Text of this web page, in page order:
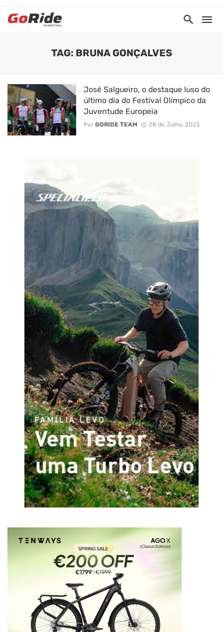
TAG: BRUNA GONÇALVES
José Salgueiro, o destaque luso do
último dia do Festival Olímpico da
Juventude Europeia
Por GORIDE TEAM 28 de Julho, 2023